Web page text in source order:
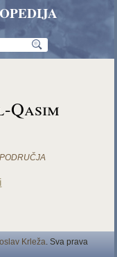
Krleža. Sva prava